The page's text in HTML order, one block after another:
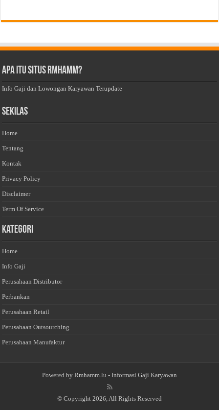
Apa Itu Situs Rmhamm?
Info Gaji dan Lowongan Karyawan Terupdate
Sekilas
Home
Tentang
Kontak
Privacy Policy
Disclaimer
Term Of Service
Kategori
Home
Info Gaji
Perusahaan Distributor
Perbankan
Perusahaan Retail
Perusahaan Outsourching
Perusahaan Manufaktur
Powered by Rmhamm.lu - Informasi Gaji Karyawan
© Copyright 2026, All Rights Reserved